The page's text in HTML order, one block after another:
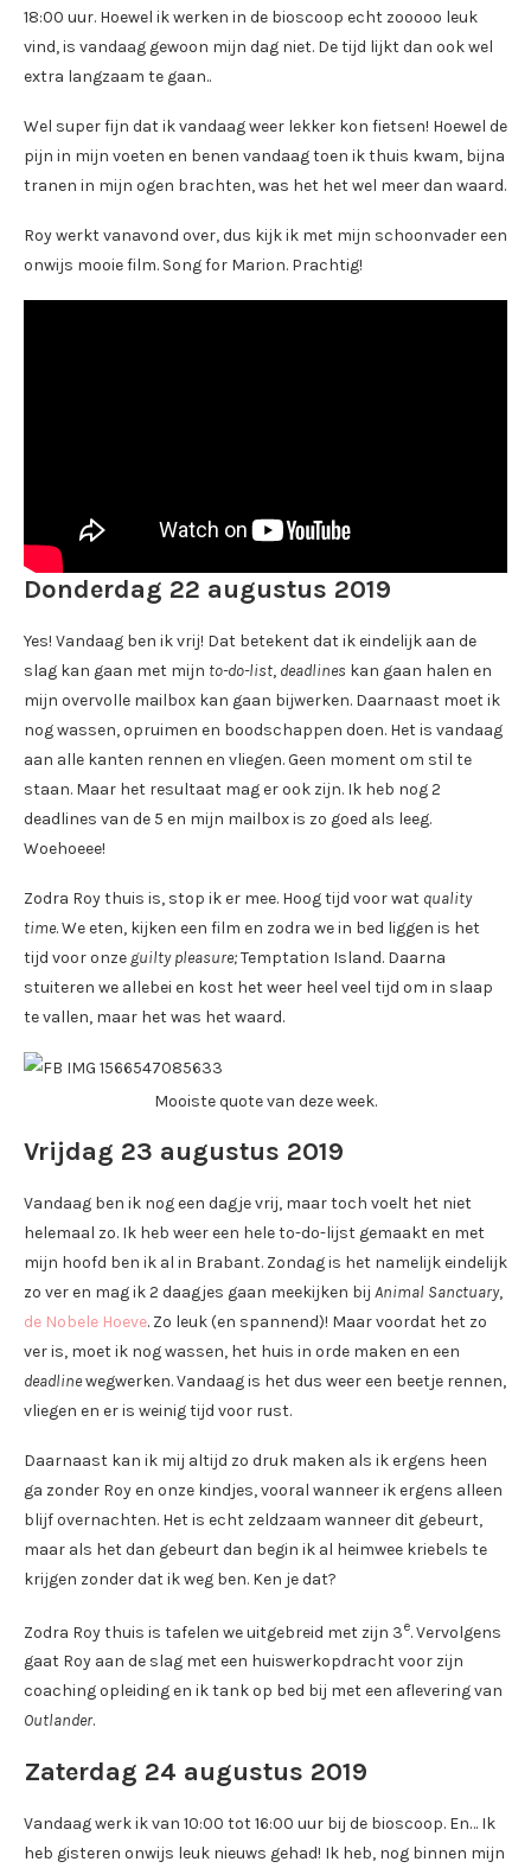
18:00 uur. Hoewel ik werken in de bioscoop echt zooooo leuk
vind, is vandaag gewoon mijn dag niet. De tijd lijkt dan ook wel
extra langzaam te gaan..
Wel super fijn dat ik vandaag weer lekker kon fietsen! Hoewel de
pijn in mijn voeten en benen vandaag toen ik thuis kwam, bijna
tranen in mijn ogen brachten, was het het wel meer dan waard.
Roy werkt vanavond over, dus kijk ik met mijn schoonvader een
onwijs mooie film. Song for Marion. Prachtig!
Donderdag 22 augustus 2019
Yes! Vandaag ben ik vrij! Dat betekent dat ik eindelijk aan de
slag kan gaan met mijn to-do-list, deadlines kan gaan halen en
mijn overvolle mailbox kan gaan bijwerken. Daarnaast moet ik
nog wassen, opruimen en boodschappen doen. Het is vandaag
aan alle kanten rennen en vliegen. Geen moment om stil te
staan. Maar het resultaat mag er ook zijn. Ik heb nog 2
deadlines van de 5 en mijn mailbox is zo goed als leeg.
Woehoeee!
Zodra Roy thuis is, stop ik er mee. Hoog tijd voor wat quality
time. We eten, kijken een film en zodra we in bed liggen is het
tijd voor onze guilty pleasure;Temptation Island. Daarna
stuiteren we allebei en kost het weer heel veel tijd om in slaap
te vallen, maar het was het waard.
Mooiste quote van deze week.
Vrijdag 23 augustus 2019
Vandaag ben ik nog een dagje vrij, maar toch voelt het niet
helemaal zo. Ik heb weer een hele to-do-lijst gemaakt en met
mijn hoofd ben ik al in Brabant. Zondag is het namelijk eindelijk
zo ver en mag ik 2 daagjes gaan meekijken bij Animal Sanctuary,
de Nobele Hoeve. Zo leuk (en spannend)! Maar voordat het zo
ver is, moet ik nog wassen, het huis in orde maken en een
deadlinewegwerken. Vandaag is het dus weer een beetje rennen,
vliegen en er is weinig tijd voor rust.
Daarnaast kan ik mij altijd zo druk maken als ik ergens heen
ga zonder Roy en onze kindjes, vooral wanneer ik ergens alleen
blijf overnachten. Het is echt zeldzaam wanneer dit gebeurt,
maar als het dan gebeurt dan begin ik al heimwee kriebels te
krijgen zonder dat ik weg ben. Ken je dat?
Zodra Roy thuis is tafelen we uitgebreid met zijn 3e. Vervolgens
gaat Roy aan de slag met een huiswerkopdracht voor zijn
coaching opleiding en ik tank op bed bij met een aflevering van
Outlander.
Zaterdag 24 augustus 2019
Vandaag werk ik van 10:00 tot 16:00 uur bij de bioscoop. En… Ik
heb gisteren onwijs leuk nieuws gehad! Ik heb, nog binnen mijn